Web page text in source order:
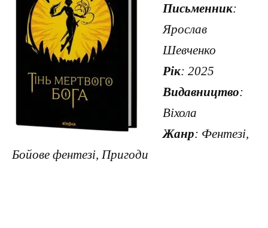
Письменник:
Ярослав
Шевченко
Рік: 2025
Видавництво:
Віхола
Жанр: Фентезі,
Бойове фентезі, Пригоди